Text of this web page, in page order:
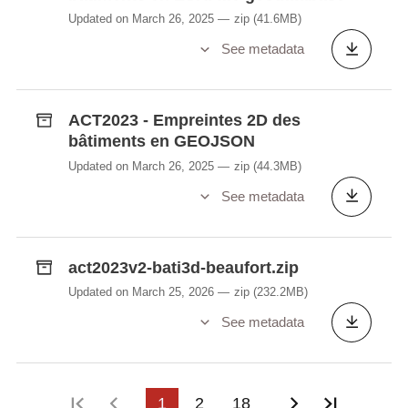
Updated on March 26, 2025 zip (41.6MB)
See metadata
ACT2023 - Empreintes 2D des
bâtiments en GEOJSON
Updated on March 26, 2025 zip (44.3MB)
See metadata
act2023v2-bati3d-beaufort.zip
Updated on March 25, 2026 zip (232.2MB)
See metadata
First pagePrevious page
1 2 18 Next page